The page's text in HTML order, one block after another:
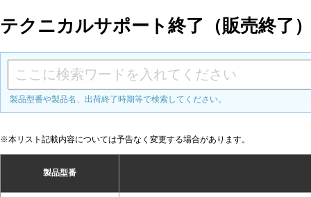
テクニカルサポート終了（販売終了
製品型番や製品名、出荷終了時期等で検索してください。
※本リスト記載内容については予告なく変更する場合があります。
製品型番